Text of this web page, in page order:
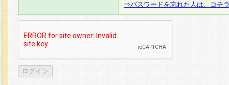
⇒パスワードを忘れた人は、コチ